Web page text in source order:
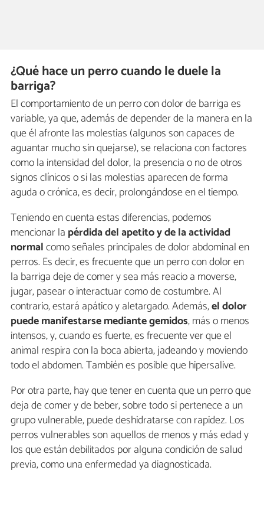
¿Qué hace un perro cuando le duele la
barriga?
El comportamiento de un perro con dolor de barriga es
variable, ya que, además de depender de la manera en la
que él afronte las molestias (algunos son capaces de
aguantar mucho sin quejarse), se relaciona con factores
como la intensidad del dolor, la presencia o no de otros
signos clínicos o si las molestias aparecen de forma
aguda o crónica, es decir, prolongándose en el tiempo.
Teniendo en cuenta estas diferencias, podemos
mencionar la pérdida del apetitoy de la actividad
normalcomo señales principales de dolor abdominal en
perros. Es decir, es frecuente que un perro con dolor en
la barriga deje de comer y sea más reacio a moverse,
jugar, pasear o interactuar como de costumbre. Al
contrario, estará apático y aletargado. Además,el dolor
puede manifestarse mediante gemidos, más o menos
intensos, y, cuando es fuerte, es frecuente ver que el
animal respira con la boca abierta, jadeando y moviendo
todo el abdomen. También es posible que hipersalive.
Por otra parte, hay que tener en cuenta que un perro que
deja de comer y de beber, sobre todo si pertenece a un
grupo vulnerable, puede deshidratarse con rapidez. Los
perros vulnerables son aquellos de menos y más edad y
los que están debilitados por alguna condición de salud
previa, como una enfermedad ya diagnosticada.